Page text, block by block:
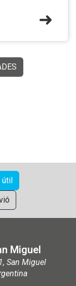
Miguel
San Miguel